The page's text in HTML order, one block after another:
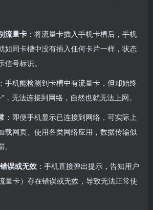
流量卡 ：将流量卡插入手机卡槽后，手机
如同卡槽中没有插入任何卡片一样，状态
号标识。
：手机能检测到卡槽中有流量卡，但却始终
，无法连接到网络，自然也就无法上网。
：即便手机显示已连接到网络，可实际上
载网页、使用各类网络应用，数据传输似
误或无效 ：手机直接弹出提示，告知用户
量卡）存在错误或无效，导致无法正常使